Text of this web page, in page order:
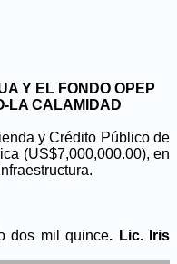
Y EL FONDO OPEP
LA CALAMIDAD
y Crédito Público de
(US$7,000,000.00), en
dos mil quince. Lic. Iris